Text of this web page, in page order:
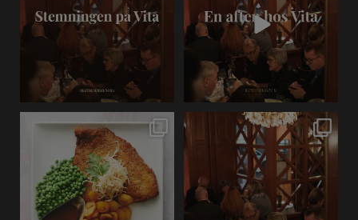
En aften hos Vita
begynder, før den første...
8 0
Stemningen på Vita. ✨
Levende klaver,...
5 0